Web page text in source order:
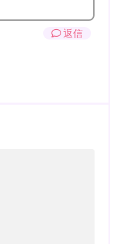
返信